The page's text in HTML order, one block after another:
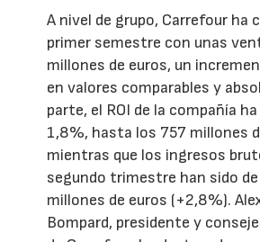
A nivel de grupo, Carrefour ha
primer semestre con unas
millones de euros, un
en valores comparables y
parte, el ROI de la compañía
1,8%, hasta los 757 millones
mientras que los ingresos
segundo trimestre han sido de
millones de euros (+2,8%).
Bompard, presidente y